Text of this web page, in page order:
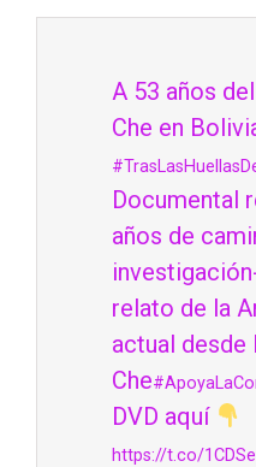
A 53 años
Che en
Documental
años de
relato de la
actual desde
Che
DVD aquí
https://t.co/